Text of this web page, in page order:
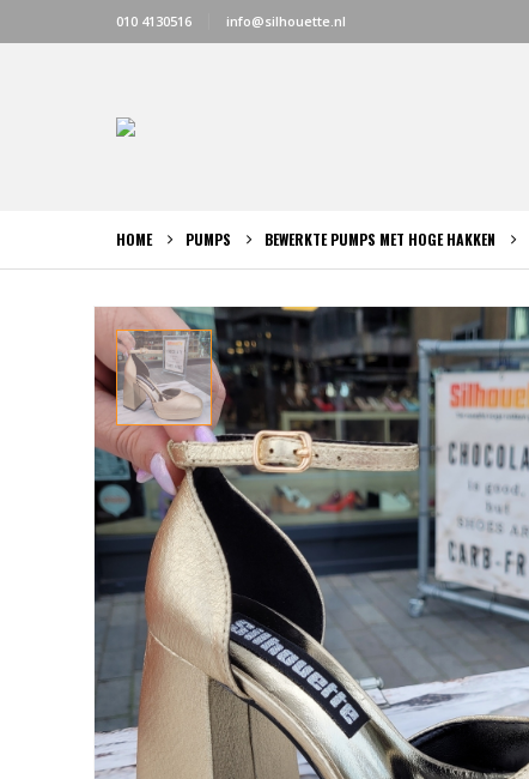
010 4130516 info@silhouette.nl
HOME PUMPS BEWERKTE PUMPS MET HOGE HAKKEN